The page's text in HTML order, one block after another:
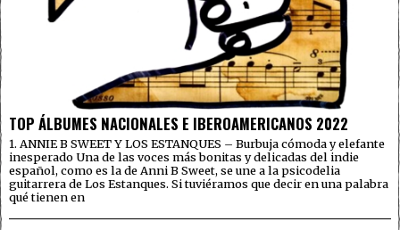
TOP ÁLBUMES NACIONALES E IBEROAMERICANOS 2022
1. ANNIE B SWEET Y LOS ESTANQUES – Burbuja cómoda y elefante
inesperado Una de las voces más bonitas y delicadas del indie
español, como es la de Anni B Sweet, se une a la psicodelia
guitarrera de Los Estanques. Si tuviéramos que decir en una palabra
qué tienen en